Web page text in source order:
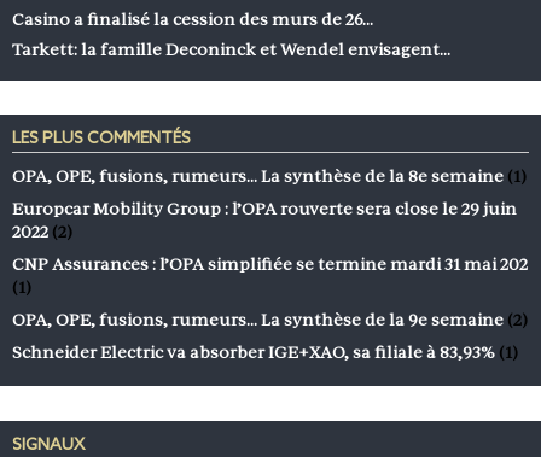
Casino a finalisé la cession des murs de 26…
Tarkett: la famille Deconinck et Wendel envisagent…
LES PLUS COMMENTÉS
OPA, OPE, fusions, rumeurs… La synthèse de la 8e semaine (1)
Europcar Mobility Group : l’OPA rouverte sera close le 29 juin
2022 (2)
CNP Assurances : l’OPA simplifiée se termine mardi 31 mai 202
(1)
OPA, OPE, fusions, rumeurs… La synthèse de la 9e semaine (2)
Schneider Electric va absorber IGE+XAO, sa filiale à 83,93% (1)
SIGNAUX